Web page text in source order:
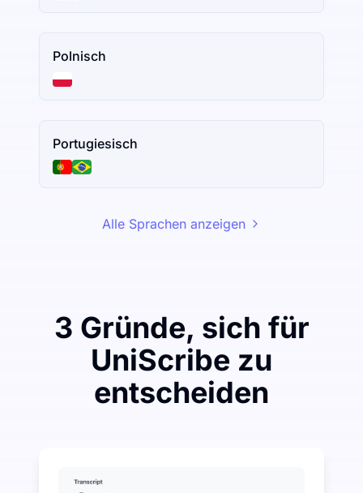
Polnisch
Portugiesisch
Alle Sprachen anzeigen
3 Gründe, sich für
UniScribe zu
entscheiden
UniScribe bietet jeden Monat 120 Minuten